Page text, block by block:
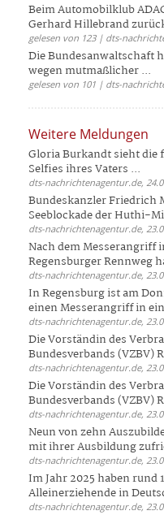
Beim Automobilklub
Gerhard Hillebrand
gelesen von 123 | dts-
Die Bundesanwaltschaft
wegen mutmaßlicher ...
gelesen von 101 | dts-
Weitere Meldungen
Gloria Burkandt sieht
Selfies ihres Vaters ...
dts-nachrichtenagentur.de,
Bundeskanzler Friedrich
Seeblockade der Huthi-
dts-nachrichtenagentur.de,
Nach dem Messerangriff
Regensburger Rennweg
dts-nachrichtenagentur.de,
In Regensburg ist am
einen Messerangriff in
dts-nachrichtenagentur.de,
Die Vorständin des
Bundesverbands (VZBV)
dts-nachrichtenagentur.de,
Die Vorständin des
Bundesverbands (VZBV)
dts-nachrichtenagentur.de,
Neun von zehn
mit ihrer Ausbildung
dts-nachrichtenagentur.de,
Im Jahr 2025 haben rund
Alleinerziehende in
dts-nachrichtenagentur.de,